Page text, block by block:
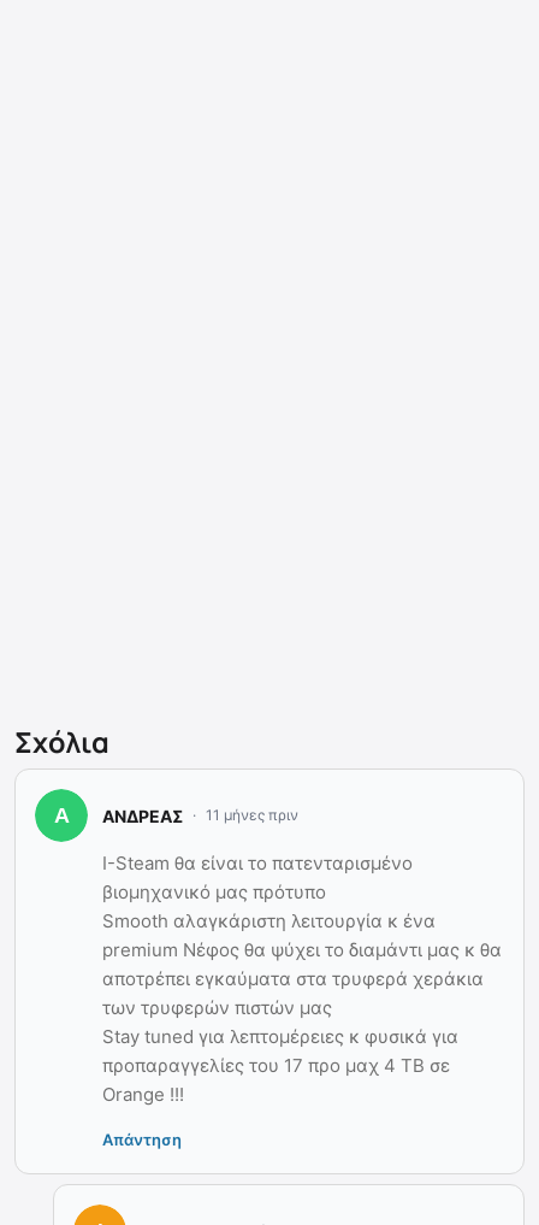
Σχόλια
ΑΝΔΡΕΑΣ 11 μήνες πριν
I-Steam θα είναι το πατενταρισμένο
βιομηχανικό μας πρότυπο
Smooth αλαγκάριστη λειτουργία κ ένα
premium Νέφος θα ψύχει το διαμάντι μας κ θα
αποτρέπει εγκαύματα στα τρυφερά χεράκια
των τρυφερών πιστών μας
Stay tuned για λεπτομέρειες κ φυσικά για
προπαραγγελίες του 17 προ μαχ 4 ΤΒ σε
Orange !!!
Απάντηση